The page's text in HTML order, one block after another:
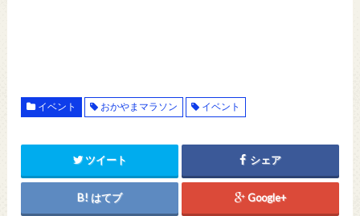
イベント おかやまマラソン イベント
ツイート シェア
はてブ Google+